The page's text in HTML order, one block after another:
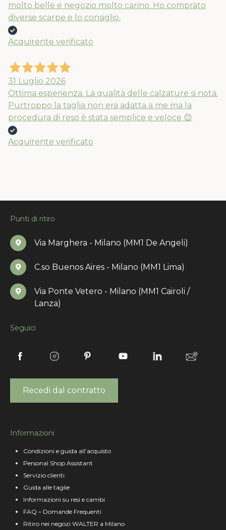
molto belle e negozio molto carino. Ho comprato
diverse scarpe e lo consiglio.
Acquirente verificato
31 Luglio 2026
Ottima esperienza. La qualità delle calzature si nota.
Purtroppo la taglia non era adatta a me ma la
procedura di reso è stata semplice e veloce 😊
Acquirente verificato
Punti di ritiro
Via Marghera - Milano (MM1 De Angeli)
C.so Buenos Aires - Milano (MM1 Lima)
Via Ponte Vetero - Milano (MM1 Cairoli /
Lanza)
Seguici
Recedi dal contratto
Informazioni
Condizioni e guida all’acquisto
Personal Shop Assistant
Servizio clienti
Guida alle taglie
Informazioni su resi e cambi
FAQ – Domande Frequenti
Ritiro nei negozi WALTER a Milano